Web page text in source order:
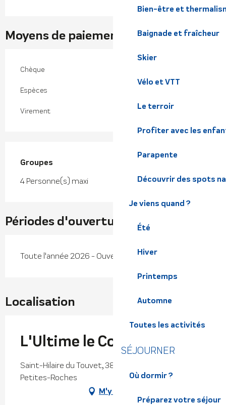
Bien-être et
Baignade et fraîcheur
Skier
Vélo et VTT
Le terroir
Profiter avec les
Parapente
Découvrir des spots
Je viens quand ?
Été
Hiver
Printemps
Automne
Toutes les activités
SÉJOURNER
Où dormir ?
Préparez votre séjour
Moyens de paiement
Chèque
Espèces
Virement
Groupes
Groupes
4 Personne(s) maxi
Périodes d'ouverture
Toute l'année 2026 - Ouvert tous les jours
Localisation
L'Ultime le Collecteur
Saint-Hilaire du Touvet, 38660 Plateau-des-
Petites-Roches
M'y rendre